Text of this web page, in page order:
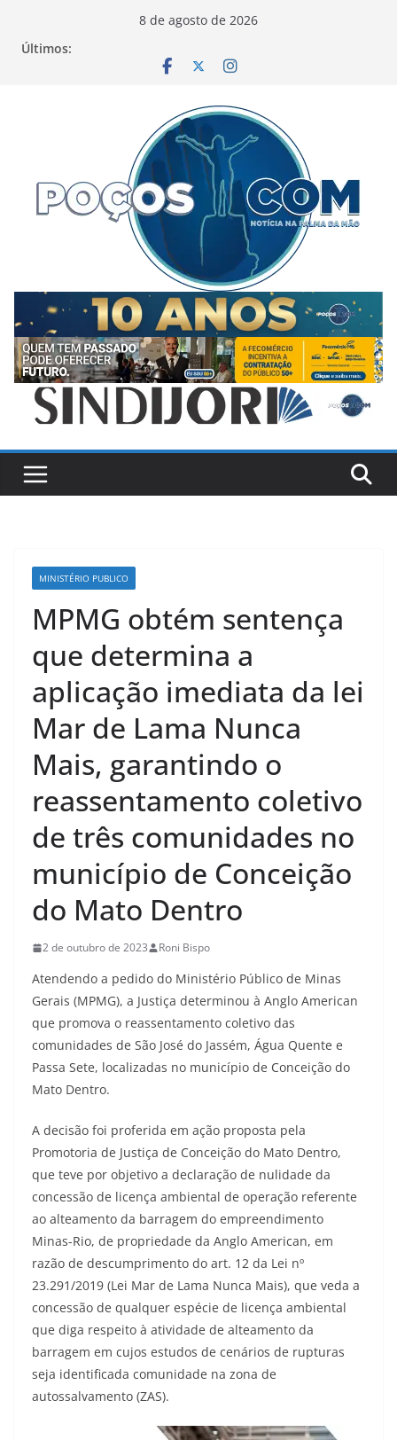
8 de agosto de 2026
Últimos:
MINISTÉRIO PUBLICO
MPMG obtém sentença
que determina a
aplicação imediata da lei
Mar de Lama Nunca
Mais, garantindo o
reassentamento coletivo
de três comunidades no
município de Conceição
do Mato Dentro
2 de outubro de 2023 Roni Bispo
Atendendo a pedido do Ministério Público de Minas
Gerais (MPMG), a Justiça determinou à Anglo American
que promova o reassentamento coletivo das
comunidades de São José do Jassém, Água Quente e
Passa Sete, localizadas no município de Conceição do
Mato Dentro.
A decisão foi proferida em ação proposta pela
Promotoria de Justiça de Conceição do Mato Dentro,
que teve por objetivo a declaração de nulidade da
concessão de licença ambiental de operação referente
ao alteamento da barragem do empreendimento
Minas-Rio, de propriedade da Anglo American, em
razão de descumprimento do art. 12 da Lei nº
23.291/2019 (Lei Mar de Lama Nunca Mais), que veda a
concessão de qualquer espécie de licença ambiental
que diga respeito à atividade de alteamento da
barragem em cujos estudos de cenários de rupturas
seja identificada comunidade na zona de
autossalvamento (ZAS).